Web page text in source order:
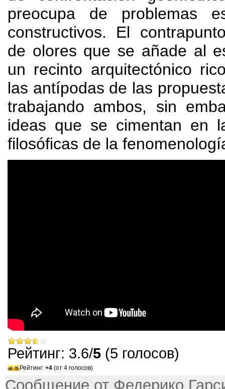
preocupa de problemas
constructivos. El
de olores que se añade al
un recinto arquitectónico
las antípodas de las
trabajando ambos, sin
ideas que se cimentan en
filosóficas de la
Рейтинг: 3.6/5 (5 голосов)
Рейтинг: +4 (от 4 голосов)
Сообщение от Федерико